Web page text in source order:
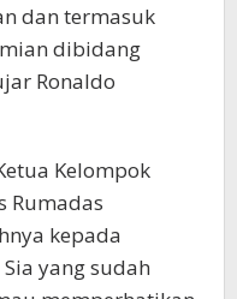
dan termasuk
dibidang
Ronaldo
Kelompok
Rumadas
kepada
yang sudah